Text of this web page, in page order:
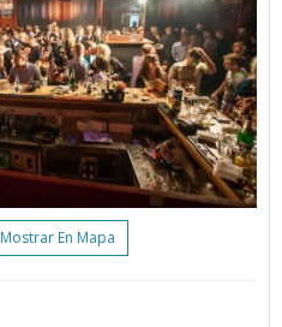
Mostrar En Mapa